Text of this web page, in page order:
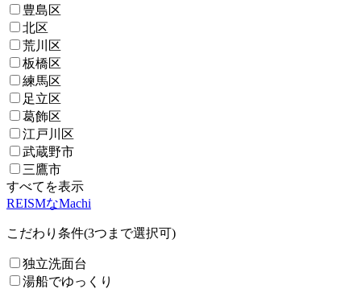
豊島区
北区
荒川区
板橋区
練馬区
足立区
葛飾区
江戸川区
武蔵野市
三鷹市
すべてを表示
REISMなMachi
こだわり条件(3つまで選択可)
独立洗面台
湯船でゆっくり